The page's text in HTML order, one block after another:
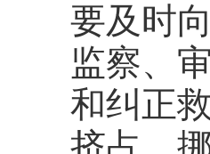
要及时
监察、
和纠正